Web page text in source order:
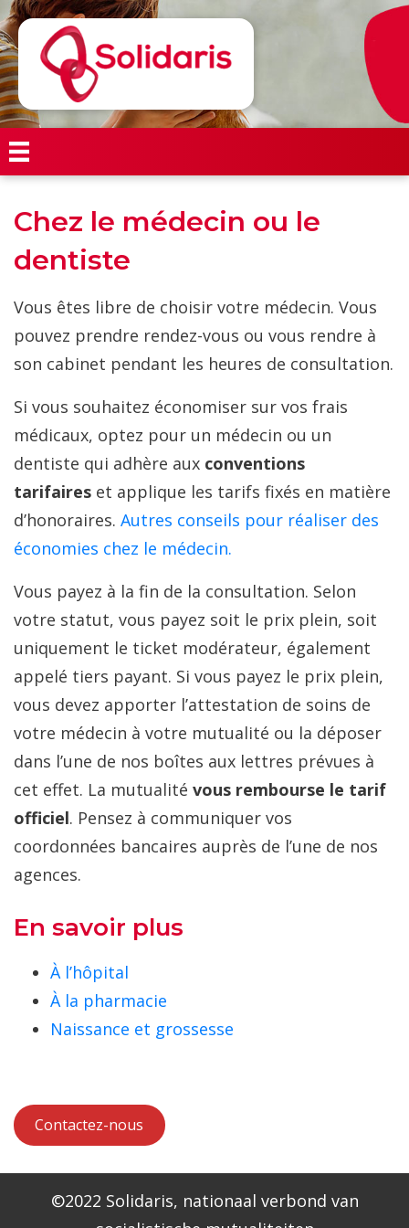
Chez le médecin ou le
dentiste
Vous êtes libre de choisir votre médecin. Vous
pouvez prendre rendez-vous ou vous rendre à
son cabinet pendant les heures de consultation.
Si vous souhaitez économiser sur vos frais
médicaux, optez pour un médecin ou un
dentiste qui adhère aux conventions
tarifaires et applique les tarifs fixés en matière
d’honoraires. Autres conseils pour réaliser des
économies chez le médecin.
Vous payez à la fin de la consultation. Selon
votre statut, vous payez soit le prix plein, soit
uniquement le ticket modérateur, également
appelé tiers payant. Si vous payez le prix plein,
vous devez apporter l’attestation de soins de
votre médecin à votre mutualité ou la déposer
dans l’une de nos boîtes aux lettres prévues à
cet effet. La mutualité vous rembourse le tarif
officiel. Pensez à communiquer vos
coordonnées bancaires auprès de l’une de nos
agences.
En savoir plus
À l’hôpital
À la pharmacie
Naissance et grossesse
Contactez-nous
©2022 Solidaris, nationaal verbond van